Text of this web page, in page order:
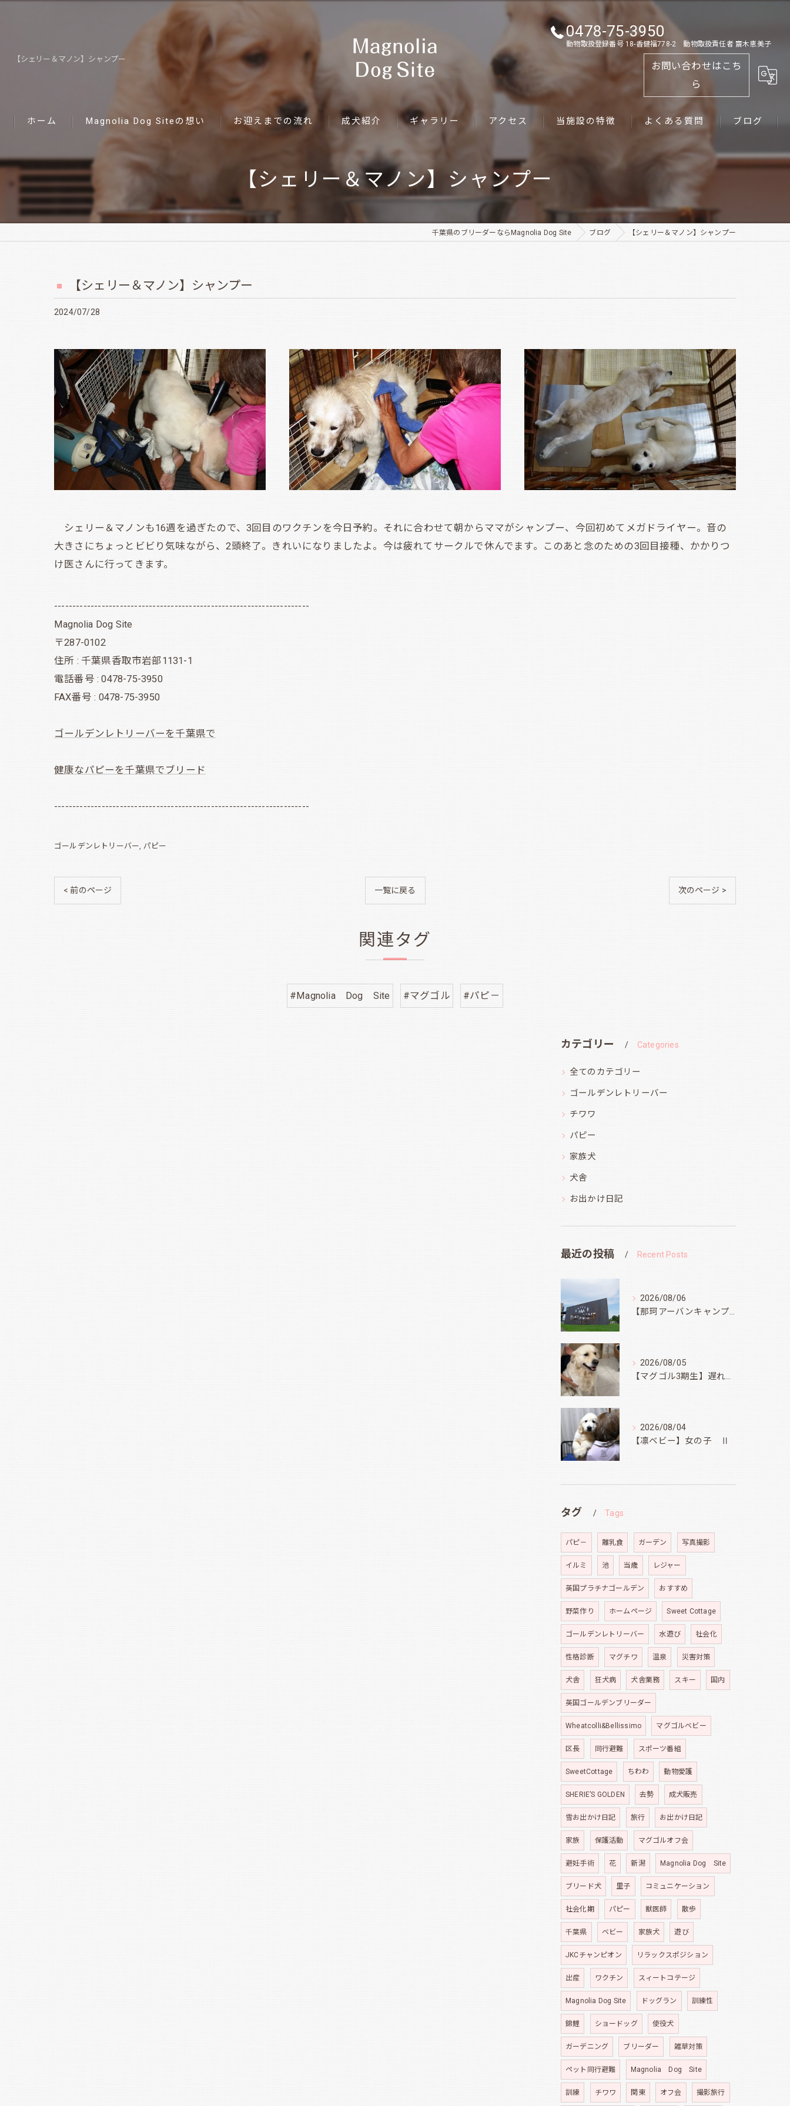
【シェリー＆マノン】シャンプー
0478-75-3950
動物取扱登録番号 18-香健福778-2 動物取扱責任者 齋木恵美子
お問い合わせはこち
ら
ホーム Magnolia Dog Siteの想い お迎えまでの流れ 成犬紹介 ギャラリー アクセス 当施設の特徴
犬舎
よくある質問 ブログ
【シェリー＆マノン】シャンプー
千葉県のブリーダーならMagnolia Dog Site ブログ 【シェリー＆マノン】シャンプー
【シェリー＆マノン】シャンプー
2024/07/28
シェリー＆マノンも16週を過ぎたので、3回目のワクチンを今日予約。それに合わせて朝からママがシャンプー、今回初めてメガドライヤー。音の
大きさにちょっとビビり気味ながら、2頭終了。きれいになりましたよ。今は疲れてサークルで休んでます。このあと念のための3回目接種、かかりつ
け医さんに行ってきます。
----------------------------------------------------------------------
Magnolia Dog Site
〒287-0102
住所 : 千葉県香取市岩部1131-1
電話番号 : 0478-75-3950
FAX番号 : 0478-75-3950
ゴールデンレトリーバーを千葉県で
健康なパピーを千葉県でブリード
----------------------------------------------------------------------
ゴールデンレトリーバー パピー
< 前のページ 一覧に戻る 次のページ >
関連タグ
#Magnolia Dog Site #マグゴル #パピ－
カテゴリー Categories
全てのカテゴリー
ゴールデンレトリーバー
チワワ
パピー
家族犬
犬舎
お出かけ日記
最近の投稿 Recent Posts
2026/08/06
【那珂アーバンキャンプフィールド】
2026/08/05
【マグゴル3期生】遅ればせながら
2026/08/04
【凛ベビー】女の子 Ⅱ
タグ Tags
パピ－ 離乳食 ガーデン 写真撮影
イルミ 池 当歳 レジャー
英国プラチナゴールデン おすすめ
野菜作り ホームページ Sweet Cottage
ゴールデンレトリーバー 水遊び 社会化
性格診断 マグチワ 温泉 災害対策
犬舎 狂犬病 犬舎業務 スキー 国内
英国ゴールデンブリーダー
Wheatcolli&Bellissimo マグゴルベビー
区長 同行避難 スポーツ番組
SweetCottage ちわわ 動物愛護
SHERIE’S GOLDEN 去勢 成犬販売
雪お出かけ日記 旅行 お出かけ日記
家族 保護活動 マグゴルオフ会
避妊手術 花 新潟 Magnolia Dog Site
ブリード犬 里子 コミュニケーション
社会化期 パピー 獣医師 散歩
千葉県 ベビー 家族犬 遊び
JKCチャンピオン リラックスポジション
出産 ワクチン スィートコテージ
Magnolia Dog Site ドッグラン 訓練性
錦鯉 ショードッグ 使役犬
ガーデニング ブリーダー 雑草対策
ペット同行避難 Magnolia Dog Site
訓練 チワワ 関東 オフ会 撮影旅行